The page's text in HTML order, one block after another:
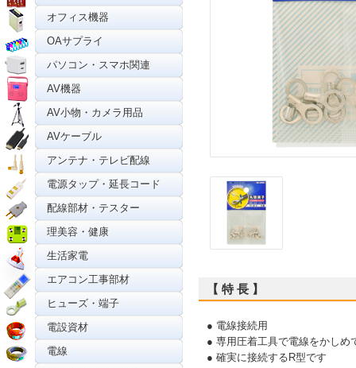
オフィス機器
OAサプライ
パソコン・スマホ関連
AV機器
AV小物・カメラ用品
AVケーブル
アンテナ・テレビ配線
電源タップ・延長コード
配線部材・テスター
理美容・健康
生活家電
エアコン工事部材
ヒューズ・端子
電設資材
電線
【 特 長 】
● 電線接続用
● 専用圧着工具で電線をかしめ
● 確実に接続するR型です